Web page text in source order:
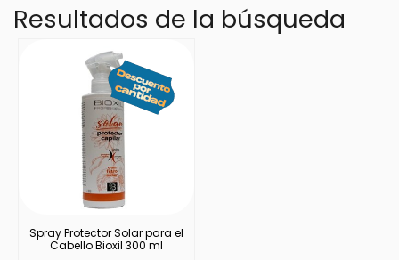
Resultados de la búsqueda
Spray Protector Solar para el
Cabello Bioxil 300 ml